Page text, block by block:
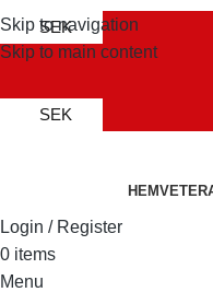
Skip to navigation
Skip to main content
SEK
SEK
HEM
Login / Register
0 items
Menu